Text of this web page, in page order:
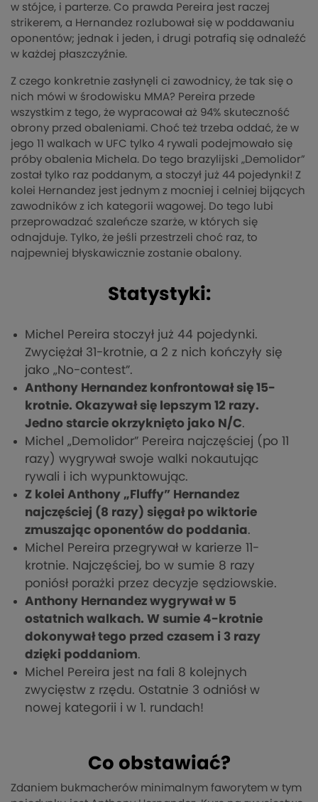
w stójce, i parterze. Co prawda Pereira jest raczej
strikerem, a Hernandez rozlubował się w poddawaniu
oponentów; jednak i jeden, i drugi potrafią się odnaleźć
w każdej płaszczyźnie.
Z czego konkretnie zasłynęli ci zawodnicy, że tak się o
nich mówi w środowisku MMA? Pereira przede
wszystkim z tego, że wypracował aż 94% skuteczność
obrony przed obaleniami. Choć też trzeba oddać, że w
jego 11 walkach w UFC tylko 4 rywali podejmowało się
próby obalenia Michela. Do tego brazylijski „Demolidor”
został tylko raz poddanym, a stoczył już 44 pojedynki! Z
kolei Hernandez jest jednym z mocniej i celniej bijących
zawodników z ich kategorii wagowej. Do tego lubi
przeprowadzać szaleńcze szarże, w których się
odnajduje. Tylko, że jeśli przestrzeli choć raz, to
najpewniej błyskawicznie zostanie obalony.
Statystyki:
Michel Pereira stoczył już 44 pojedynki.
Zwyciężał 31-krotnie, a 2 z nich kończyły się
jako „No-contest”.
Anthony Hernandez konfrontował się 15-
krotnie. Okazywał się lepszym 12 razy.
Jedno starcie okrzyknięto jako N/C.
Michel „Demolidor” Pereira najczęściej (po 11
razy) wygrywał swoje walki nokautując
rywali i ich wypunktowując.
Z kolei Anthony „Fluffy” Hernandez
najczęściej (8 razy) sięgał po wiktorie
zmuszając oponentów do poddania.
Michel Pereira przegrywał w karierze 11-
krotnie. Najczęściej, bo w sumie 8 razy
poniósł porażki przez decyzje sędziowskie.
Anthony Hernandez wygrywał w 5
ostatnich walkach. W sumie 4-krotnie
dokonywał tego przed czasem i 3 razy
dzięki poddaniom.
Michel Pereira jest na fali 8 kolejnych
zwycięstw z rzędu. Ostatnie 3 odniósł w
nowej kategorii i w 1. rundach!
Co obstawiać?
Zdaniem bukmacherów minimalnym faworytem w tym